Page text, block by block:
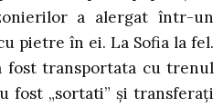
a alergat într-un
pietre în ei. La Sofia la fel.
fost transportata cu trenul
fost „sortati” şi transferaţi